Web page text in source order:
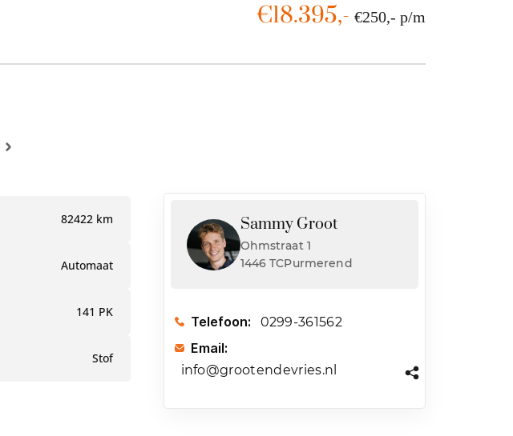
€18.395,- €250,- p/m
82422 km
Automaat
141 PK
Stof
Sammy Groot
Ohmstraat 1
1446 TCPurmerend
Telefoon:
0299-361562
Email:
info@grootendevries.nl